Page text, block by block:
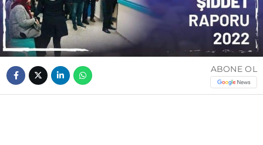
ABONE OL